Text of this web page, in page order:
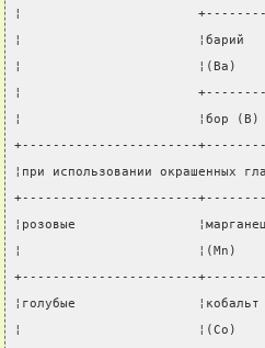
¦                       +----------
¦                       ¦барий
¦                       ¦(Ba)
¦                       +----------
¦                       ¦бор (B)
+-----------------------
¦при использовании
+-----------------------
¦розовые
¦                       ¦(Mn)
+-----------------------
¦голубые
¦                       ¦(Co)